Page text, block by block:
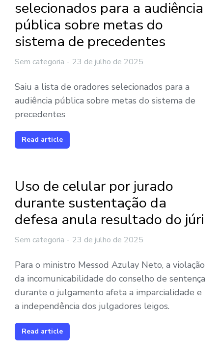
selecionados para a audiência
pública sobre metas do
sistema de precedentes
Sem categoria 23 de julho de 2025
Saiu a lista de oradores selecionados para a
audiência pública sobre metas do sistema de
precedentes
Read article
Uso de celular por jurado
durante sustentação da
defesa anula resultado do júri
Sem categoria 23 de julho de 2025
Para o ministro Messod Azulay Neto, a violação
da incomunicabilidade do conselho de sentença
durante o julgamento afeta a imparcialidade e
a independência dos julgadores leigos.
Read article